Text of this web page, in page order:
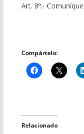
Art. 8º.-
Compártelo:
Relacionado